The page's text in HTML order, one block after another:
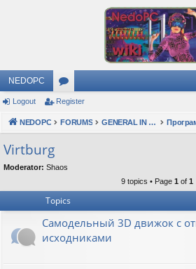
NEDOPC
or
u
s
Logout Register
NEDOPC FORUMS GENERAL IN RUSSIAN
Virtburg
Moderator: Shaos
9 topics • Page 1 of 1
Topics
Самодельный 3D движок с
исходниками